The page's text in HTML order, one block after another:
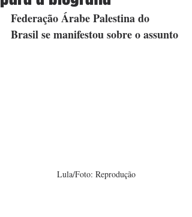
Federação Árabe Palestina do
Brasil se manifestou sobre o assunto
Lula/Foto: Reprodução